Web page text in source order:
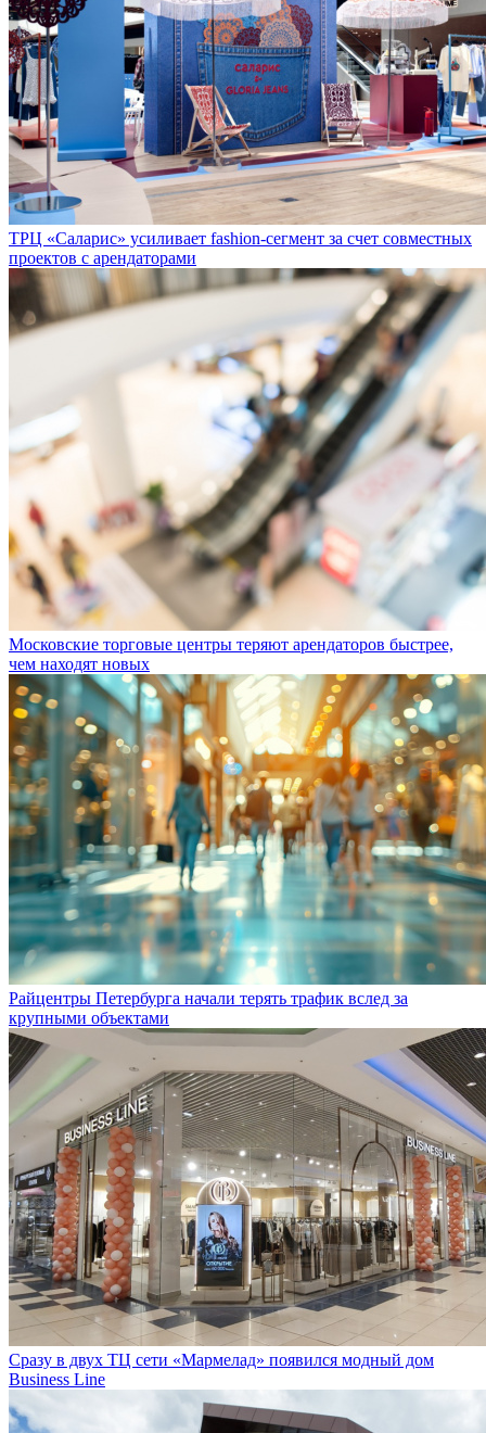
ТРЦ «Саларис» усиливает fashion-сегмент за счет совместных
проектов с арендаторами
Московские торговые центры теряют арендаторов быстрее,
чем находят новых
Райцентры Петербурга начали терять трафик вслед за
крупными объектами
Сразу в двух ТЦ сети «Мармелад» появился модный дом
Business Line